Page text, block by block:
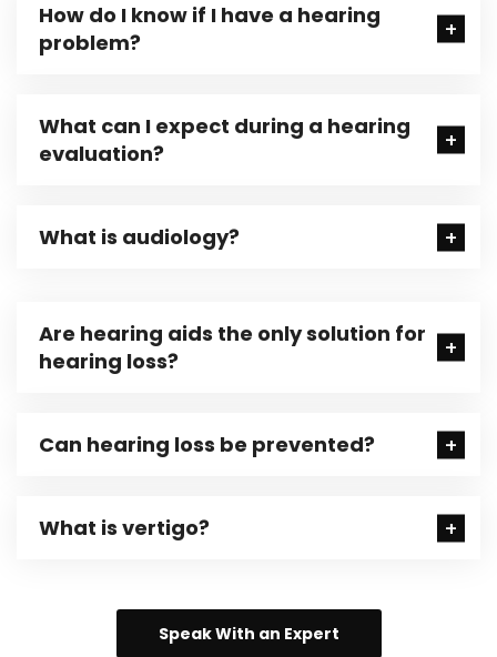
How do I know if I have a hearing
problem?
What can I expect during a hearing
evaluation?
What is audiology?
Are hearing aids the only solution for
hearing loss?
Can hearing loss be prevented?
What is vertigo?
Speak With an Expert